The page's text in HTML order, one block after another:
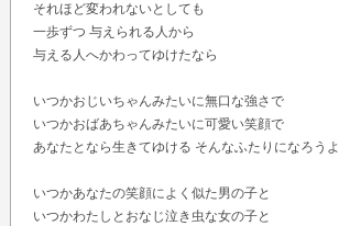
それほど変われないとしても
一歩ずつ 与えられる人から
与える人へかわってゆけたなら
いつかおじいちゃんみたいに無口な強さで
いつかおばあちゃんみたいに可愛い笑顔で
あなたとなら生きてゆける そんなふたりになろうよ
いつかあなたの笑顔によく似た男の子と
いつかわたしとおなじ泣き虫な女の子と